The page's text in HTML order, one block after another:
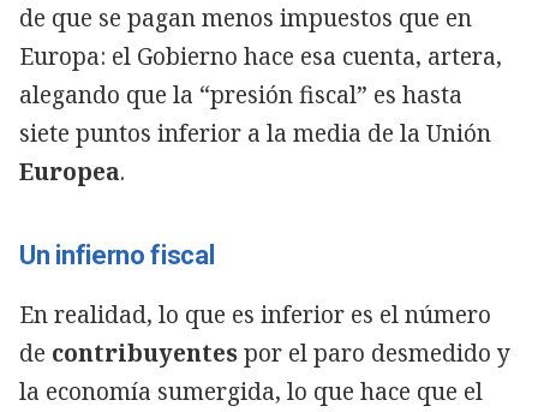
de que se pagan menos impuestos que en
Europa: el Gobierno hace esa cuenta, artera,
alegando que la “presión fiscal” es hasta
siete puntos inferior a la media de la Unión
Europea.
Un infierno fiscal
En realidad, lo que es inferior es el número
de contribuyentespor el paro desmedido y
la economía sumergida, lo que hace que el